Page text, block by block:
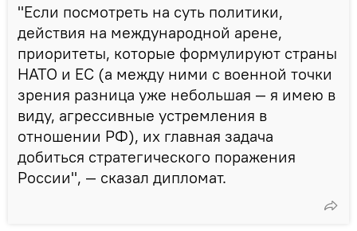
"Если посмотреть на суть политики,
действия на международной арене,
приоритеты, которые формулируют страны
НАТО и ЕС (а между ними с военной точки
зрения разница уже небольшая — я имею в
виду, агрессивные устремления в
отношении РФ), их главная задача
добиться стратегического поражения
России", — сказал дипломат.